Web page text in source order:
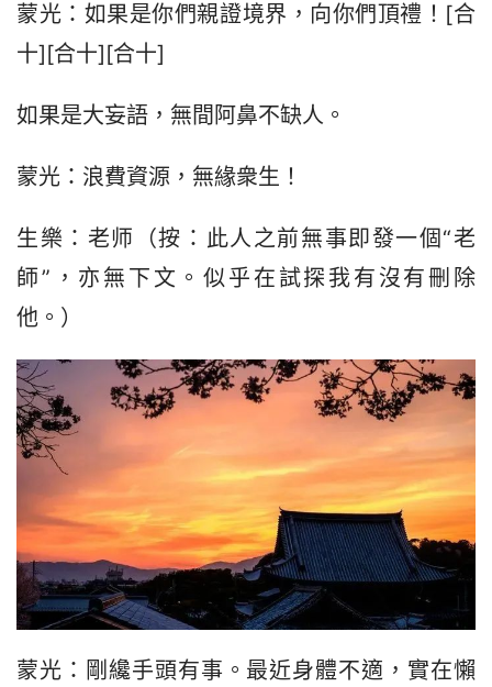
蒙光：如果是你們親證境界，向你們頂禮！[合
十][合十][合十]
如果是大妄語，無間阿鼻不缺人。
蒙光：浪費資源，無緣衆生！
生樂：老师（按：此人之前無事即發一個“老
師”，亦無下文。似乎在試探我有沒有刪除
他。）
蒙光：剛纔手頭有事。最近身體不適，實在懶